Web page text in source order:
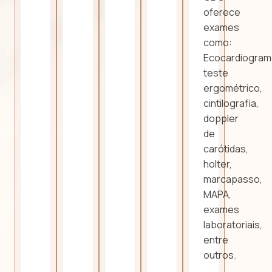
oferece
exames
como:
teste
ergométrico,
cintilografia,
doppler
de
carótidas,
holter,
marcapasso,
MAPA,
exames
laboratoriais,
entre
outros.